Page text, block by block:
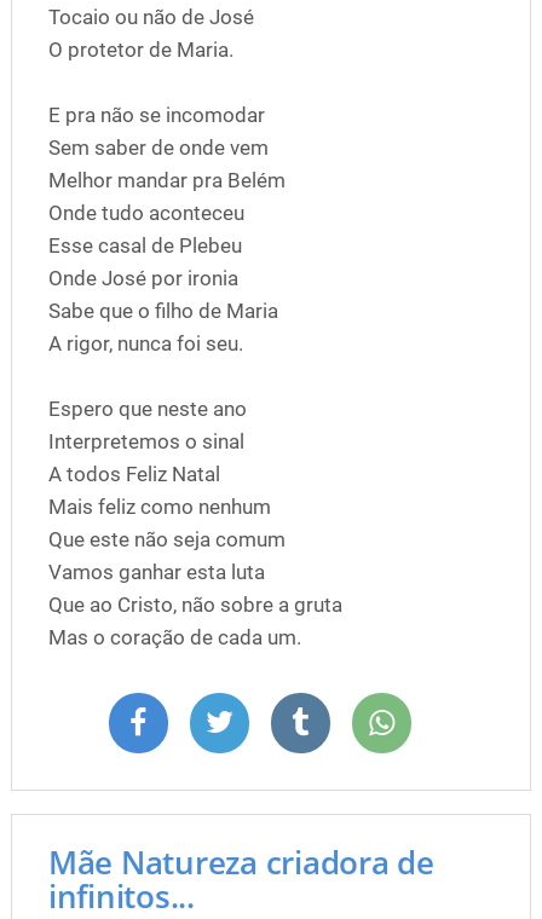
Tocaio ou não de José
O protetor de Maria.
E pra não se incomodar
Sem saber de onde vem
Melhor mandar pra Belém
Onde tudo aconteceu
Esse casal de Plebeu
Onde José por ironia
Sabe que o filho de Maria
A rigor, nunca foi seu.
Espero que neste ano
Interpretemos o sinal
A todos Feliz Natal
Mais feliz como nenhum
Que este não seja comum
Vamos ganhar esta luta
Que ao Cristo, não sobre a gruta
Mas o coração de cada um.
Mãe Natureza criadora de
infinitos...